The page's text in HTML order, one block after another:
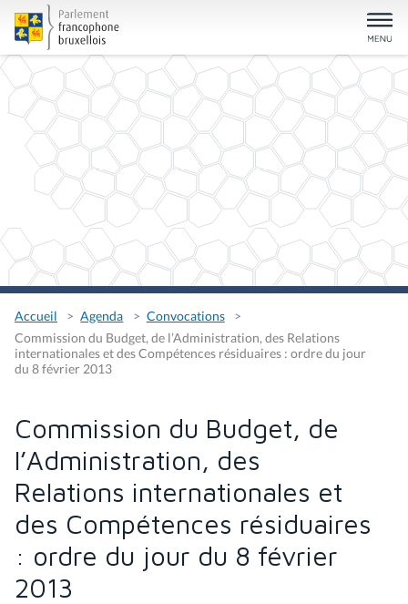
Accueil Agenda
Convocations
Commission du Budget, de l’Administration, des Relations
internationales et des Compétences résiduaires : ordre du jour
du 8 février 2013
Commission du Budget, de
l’Administration, des
Relations internationales et
des Compétences résiduaires
: ordre du jour du 8 février
2013